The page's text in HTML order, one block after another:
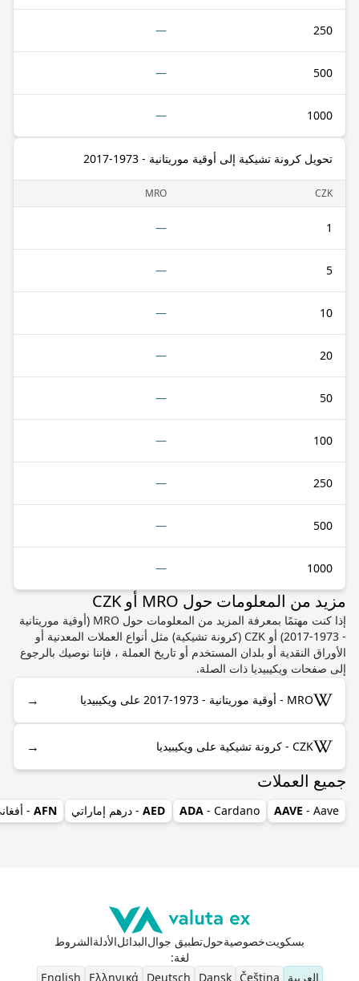
250
—
500
—
1000
—
تحويل كرونة تشيكية إلى أوقية موريتانية - 1973-2017
CZK
MRO
1
—
5
—
10
—
20
—
50
—
100
—
250
—
500
—
1000
—
مزيد من المعلومات حول MRO أو CZK
إذا كنت مهتمًا بمعرفة المزيد من المعلومات حول MRO (أوقية موريتانية
- 1973-2017) أو CZK (كرونة تشيكية) مثل أنواع العملات المعدنية أو
الأوراق النقدية أو بلدان المستخدم أو تاريخ العملة ، فإننا نوصيك بالرجوع
إلى صفحات ويكيبيديا ذات الصلة.
MRO - أوقية موريتانية - 1973-2017 على ويكيبيديا →
CZK - كرونة تشيكية على ويكيبيديا →
جميع العملات
AAVE - Aave
ADA - Cardano
AED - درهم إماراتي AFN
-
بسكويتخصوصيةحولتطبيق جوالالبدائلالأدلةالشروط
لغة:
العربية
Čeština
Dansk
Deutsch
Ελληνικά
English